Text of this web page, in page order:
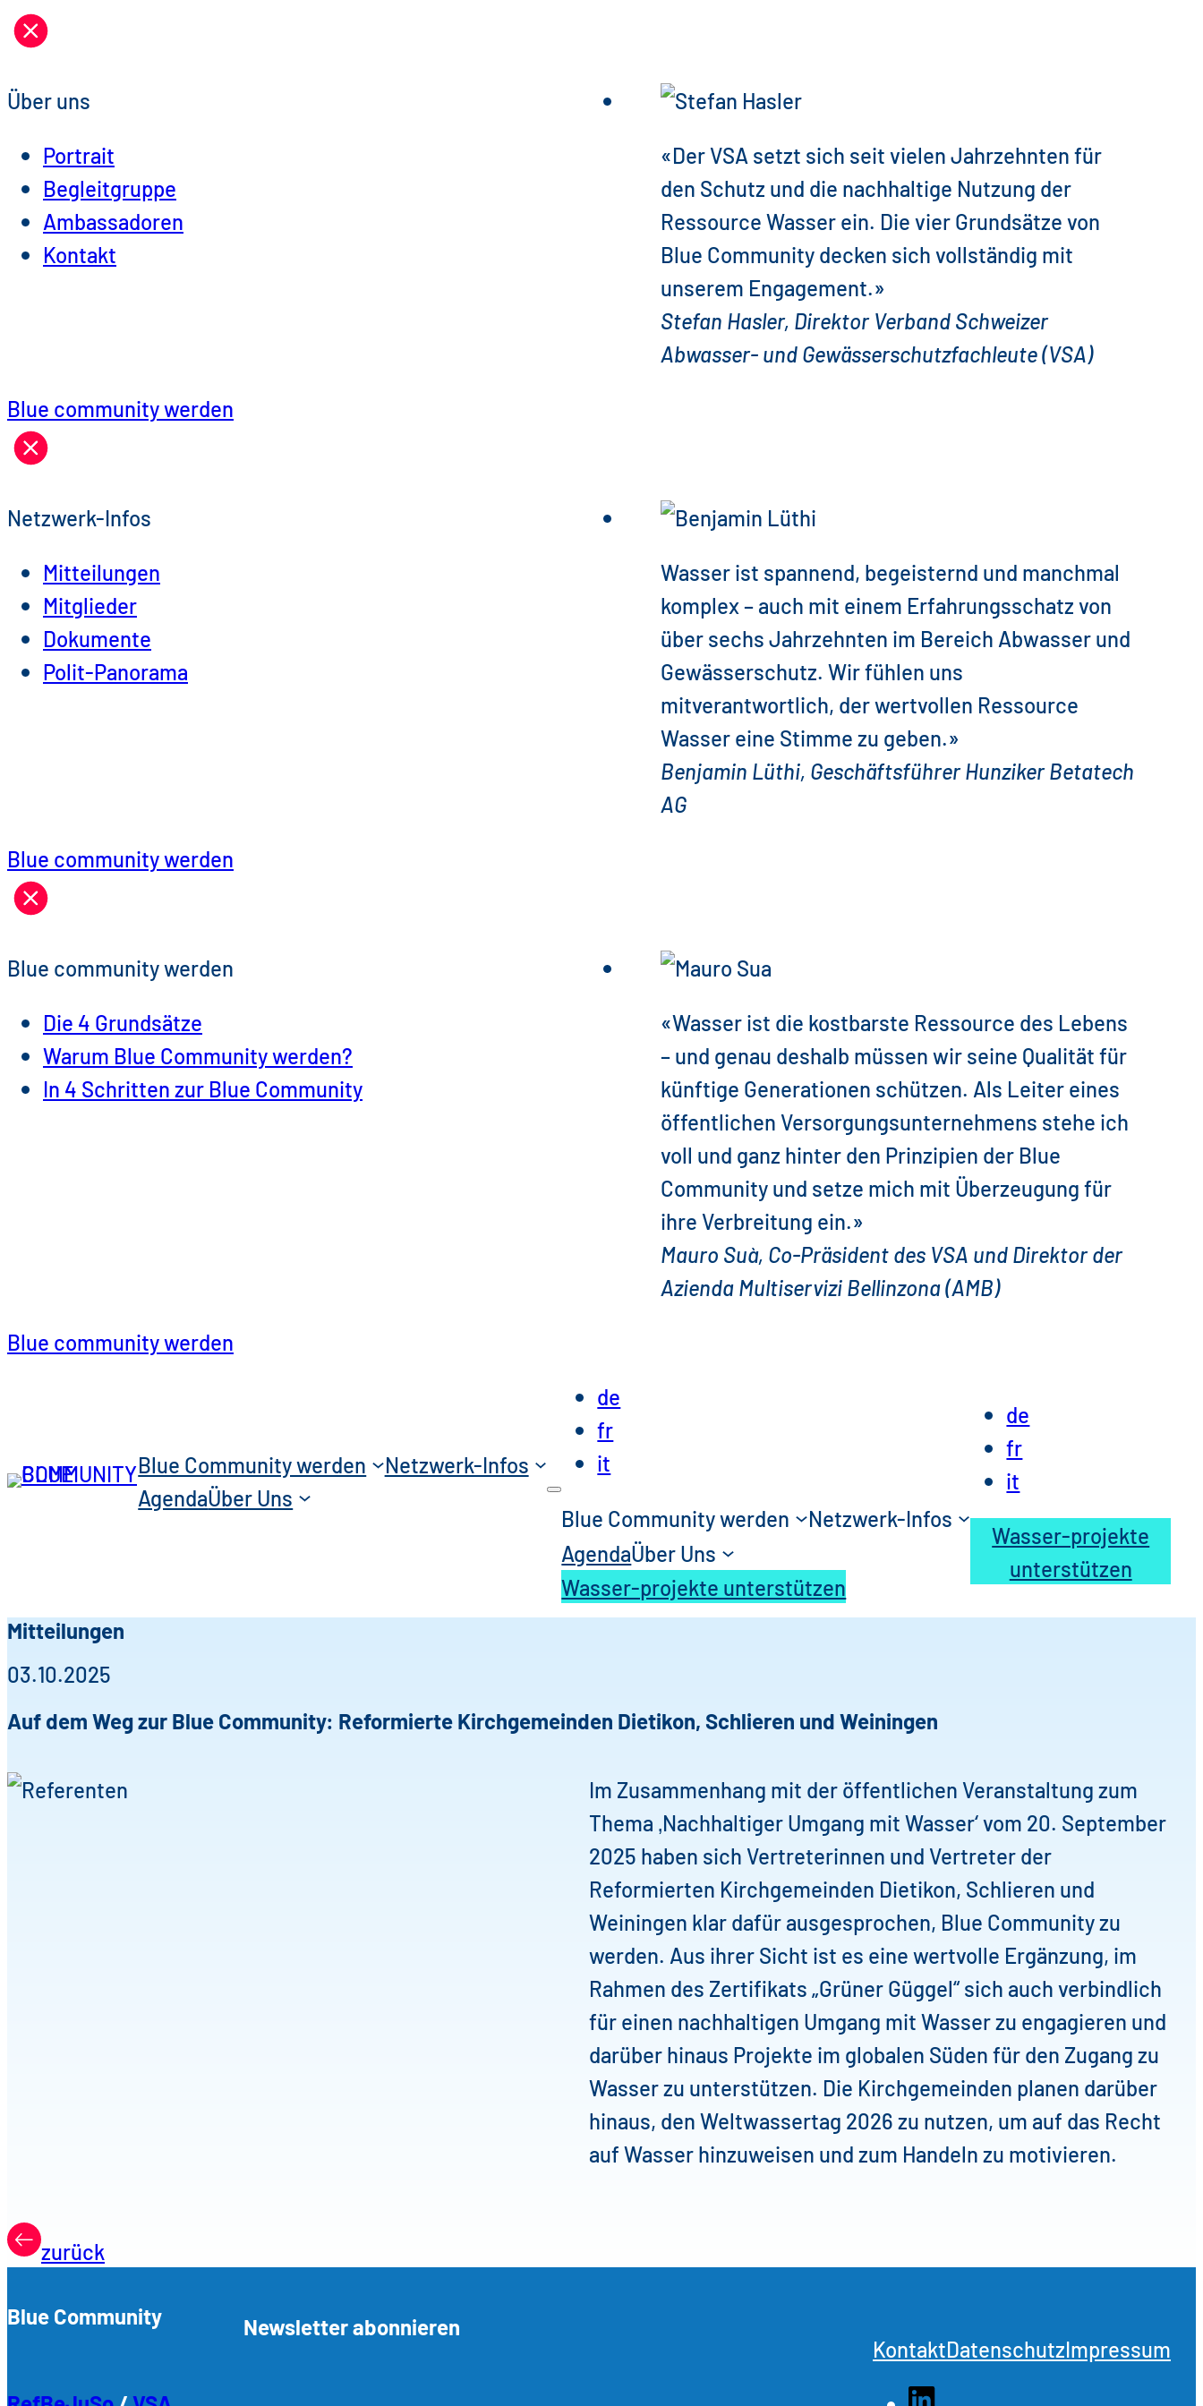
Zum
Inhalt
springen
Über uns
Portrait
Begleitgruppe
Ambassadoren
Kontakt
«Der VSA setzt sich seit vielen Jahrzehnten für
den Schutz und die nachhaltige Nutzung der
Ressource Wasser ein. Die vier Grundsätze von
Blue Community decken sich vollständig mit
unserem Engagement.»
Stefan Hasler, Direktor Verband Schweizer
Abwasser- und Gewässerschutzfachleute (VSA)
Blue community werden
Netzwerk-Infos
Mitteilungen
Mitglieder
Dokumente
Polit-Panorama
Wasser ist spannend, begeisternd und manchmal
komplex – auch mit einem Erfahrungsschatz von
über sechs Jahrzehnten im Bereich Abwasser und
Gewässerschutz. Wir fühlen uns
mitverantwortlich, der wertvollen Ressource
Wasser eine Stimme zu geben.»
Benjamin Lüthi, Geschäftsführer Hunziker Betatech
AG
Blue community werden
Blue community werden
Die 4 Grundsätze
Warum Blue Community werden?
In 4 Schritten zur Blue Community
«Wasser ist die kostbarste Ressource des Lebens
– und genau deshalb müssen wir seine Qualität für
künftige Generationen schützen. Als Leiter eines
öffentlichen Versorgungsunternehmens stehe ich
voll und ganz hinter den Prinzipien der Blue
Community und setze mich mit Überzeugung für
ihre Verbreitung ein.»
Mauro Suà, Co-Präsident des VSA und Direktor der
Azienda Multiservizi Bellinzona (AMB)
Blue community werden
Blue Community werden
Netzwerk-Infos
AgendaÜber Uns
de
fr
it
Blue Community werden
Netzwerk-Infos
AgendaÜber Uns
Wasser-projekte unterstützen
de
fr
it
Wasser-projekte
unterstützen
Mitteilungen
03.10.2025
Auf dem Weg zur Blue Community: Reformierte Kirchgemeinden Dietikon, Schlieren und Weiningen
Im Zusammenhang mit der öffentlichen Veranstaltung zum
Thema ‚Nachhaltiger Umgang mit Wasser‘ vom 20. September
2025 haben sich Vertreterinnen und Vertreter der
Reformierten Kirchgemeinden Dietikon, Schlieren und
Weiningen klar dafür ausgesprochen, Blue Community zu
werden. Aus ihrer Sicht ist es eine wertvolle Ergänzung, im
Rahmen des Zertifikats „Grüner Güggel“ sich auch verbindlich
für einen nachhaltigen Umgang mit Wasser zu engagieren und
darüber hinaus Projekte im globalen Süden für den Zugang zu
Wasser zu unterstützen. Die Kirchgemeinden planen darüber
hinaus, den Weltwassertag 2026 zu nutzen, um auf das Recht
auf Wasser hinzuweisen und zum Handeln zu motivieren.
zurück
Blue Community Newsletter abonnieren
KontaktDatenschutzImpressum